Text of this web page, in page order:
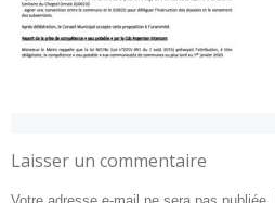
Laisser un commentaire